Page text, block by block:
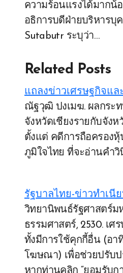
ความร้อนแรงได้มากน้
อธิการบดีฝ่ายบริหารบุ
Sutabutr ระบุว่า…
Related Posts
แถลงข่าวเศรษฐกิจแล
ณัฐวุฒิ ปงเมฆ. ผลกระทบของการท่องเที่ยวที่มีต่อเศรษฐกิจท้องถิ่นของไทย กรณีศึกษาเปรียบเทียบ
จังหวัดเชียงรายกับจัง
ตั้งแต่ คดีการถือครอง
ภูมิใจไทย ที่จะอ่านคำวิ
รัฐบาลไทย-ข่าวทำเนี
วิทยานิพนธ์รัฐศาสตร์มหาบัณฑิต สาขาการระหว่างประเทศและการทูต คณะรัฐศาสตร์ มหาวิทยาลัย
ธรรมศาสตร์, 2530. เ
ทั้งมีการใช้คุกกี้อื่น (อา
โฆษณา) เพื่อช่วยปรับป
หากท่านคลิก “ยอมรับ